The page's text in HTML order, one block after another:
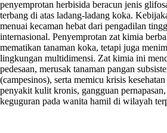
penyemprotan herbisida beracun jenis
terbang di atas ladang-ladang koka.
menuai kecaman hebat dari pengadilan
internasional. Penyemprotan zat kimia
mematikan tanaman koka, tetapi juga
lingkungan multidimensi. Zat kimia ini
pedesaan, merusak tanaman pangan
(campesinos), serta memicu krisis
penyakit kulit kronis, gangguan
keguguran pada wanita hamil di wilayah